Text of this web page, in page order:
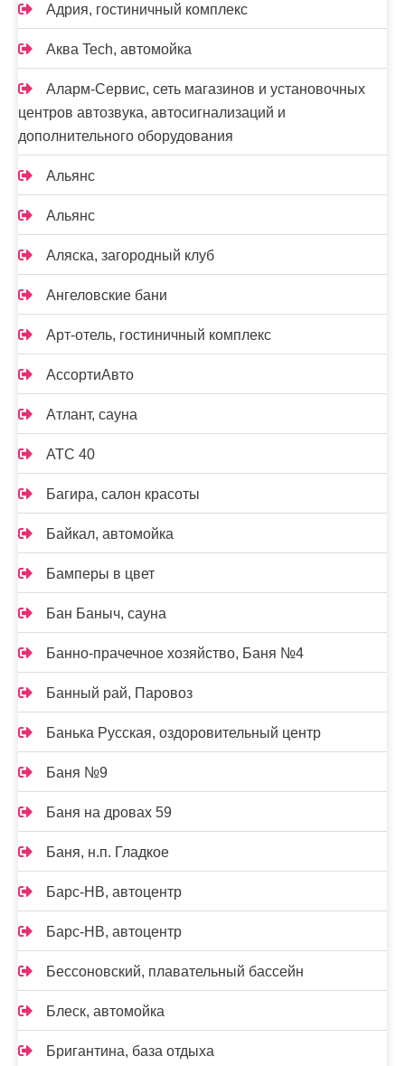
Адрия, гостиничный комплекс
Аква Tech, автомойка
Аларм-Сервис, сеть магазинов и установочных
центров автозвука, автосигнализаций и
дополнительного оборудования
Альянс
Альянс
Аляска, загородный клуб
Ангеловские бани
Арт-отель, гостиничный комплекс
АссортиАвто
Атлант, сауна
АТС 40
Багира, салон красоты
Байкал, автомойка
Бамперы в цвет
Бан Баныч, сауна
Банно-прачечное хозяйство, Баня №4
Банный рай, Паровоз
Банька Русская, оздоровительный центр
Баня №9
Баня на дровах 59
Баня, н.п. Гладкое
Барс-НВ, автоцентр
Барс-НВ, автоцентр
Бессоновский, плавательный бассейн
Блеск, автомойка
Бригантина, база отдыха